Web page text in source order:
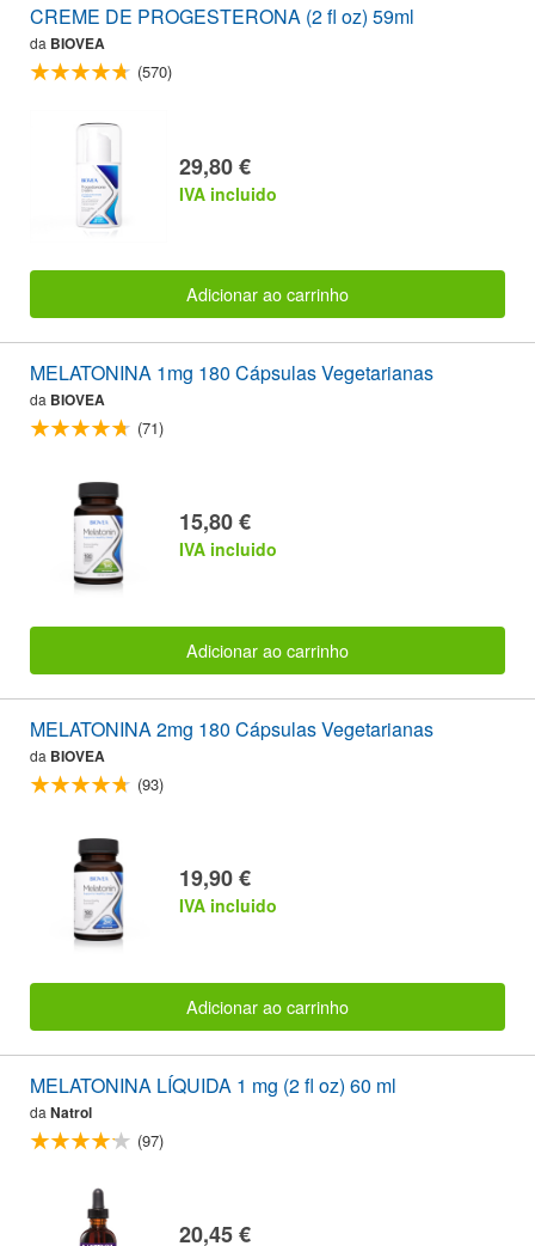
CREME DE PROGESTERONA (2 fl oz) 59ml
da BIOVEA
(570)
29,80 €
IVA incluido
Adicionar ao carrinho
MELATONINA 1mg 180 Cápsulas Vegetarianas
da BIOVEA
(71)
15,80 €
IVA incluido
Adicionar ao carrinho
MELATONINA 2mg 180 Cápsulas Vegetarianas
da BIOVEA
(93)
19,90 €
IVA incluido
Adicionar ao carrinho
MELATONINA LÍQUIDA 1 mg (2 fl oz) 60 ml
da Natrol
(97)
20,45 €